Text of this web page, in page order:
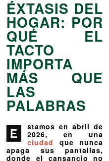
ÉXTASIS DEL
HOGAR: POR
QUÉ EL
TACTO
IMPORTA
MÁS QUE
LAS
PALABRAS
E
stamos en abril de
2026, en una
ciudad
que nunca
apaga sus pantallas,
donde el cansancio no